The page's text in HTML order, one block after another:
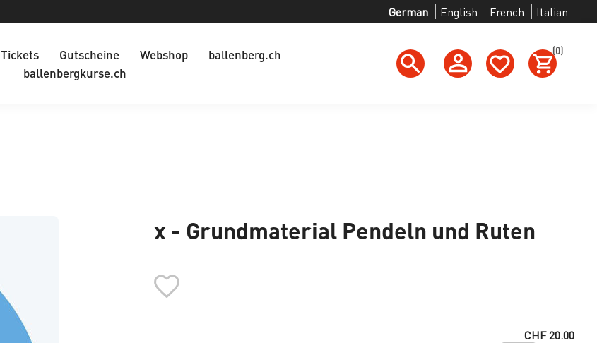
German English French Italian
Tickets Gutscheine Webshop
ballenberg.ch
ballenbergkurse.ch
(0)
x - Grundmaterial Pendeln und Ruten
CHF 20.00